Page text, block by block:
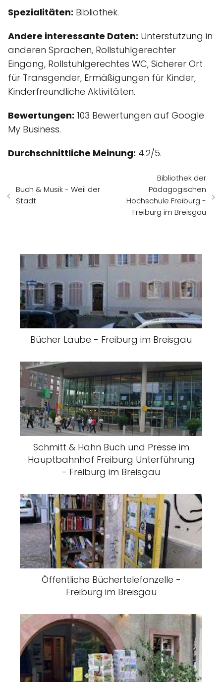
Spezialitäten: Bibliothek.
Andere interessante Daten: Unterstützung in
anderen Sprachen, Rollstuhlgerechter
Eingang, Rollstuhlgerechtes WC, Sicherer Ort
für Transgender, Ermäßigungen für Kinder,
Kinderfreundliche Aktivitäten.
Bewertungen: 103 Bewertungen auf Google
My Business.
Durchschnittliche Meinung: 4.2/5.
Buch & Musik - Weil der
Stadt
Bibliothek der
Pädagogischen
Hochschule Freiburg -
Freiburg im Breisgau
Bücher Laube - Freiburg im Breisgau
Schmitt & Hahn Buch und Presse im
Hauptbahnhof Freiburg Unterführung
- Freiburg im Breisgau
Öffentliche Büchertelefonzelle -
Freiburg im Breisgau